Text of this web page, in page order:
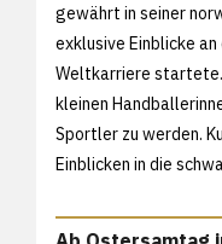
gewährt in seiner
exklusive Einblicke
Weltkarriere startete.
kleinen
Sportler zu werden.
Einblicken in die